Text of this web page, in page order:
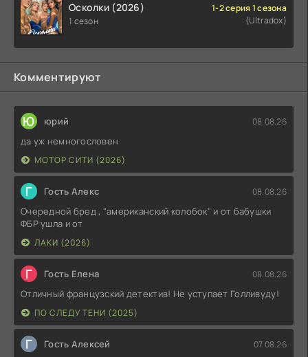
Осколки (2026)
1 сезон
1-2 серия 1 сезона
(Ultradox)
Комментируют
Ю юрий 08.08.26
да уж немногословен
МОТОР СИТИ (2026)
Г Гость Алекс 08.08.26
Очередной бред , "американский колобок" и от бабушки
ФБР ушла и от
ЛАКИ (2026)
Г Гость Елена 08.08.26
Отличный французский детектив! Не уступает Голливуду!
ПО СЛЕДУ ТЕНИ (2025)
Г Гость Алексей 07.08.26